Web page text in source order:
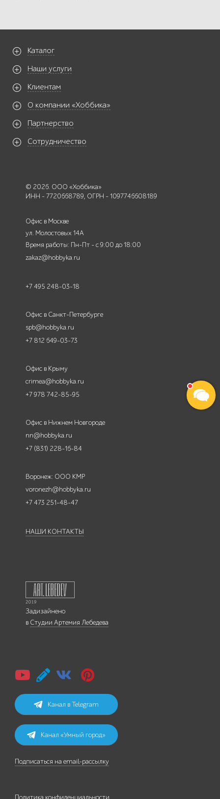
Каталог
Наши услуги
Клиентам
О компании «Хоббика»
Партнерство
Сотрудничество
© 2026. ООО «Хоббика»
ИНН - 7720668789, ОГРН - 1097746608189
Офис в Москве
ул. Молостовых 14А
Время работы: Пн-Пт - с 9:00 до 18:00
zakaz@hobbyka.ru
+7 495 248-03-18
Офис в Санкт-Петербурге
spb@hobbyka.ru
+7 812 649-03-73
Офис в Крыму
crimea@hobbyka.ru
+7 978 742-85-95
Офис в Нижнем Новгороде
nn@hobbyka.ru
+7 (831) 228-16-84
Воронеж: ООО КМР
voronezh@hobbyka.ru
+7 473 251-48-47
НАШИ КОНТАКТЫ
Задизайнено
в Студии Артемия Лебедева
Канал в Telegram
Канал «Умный город»
Подписаться на email-рассылку
Политика конфиденциальности